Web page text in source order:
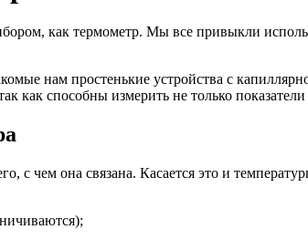
как термометр. Мы все привыкли
нам простенькие устройства с
как способны измерить не только
с чем она связана. Касается это и